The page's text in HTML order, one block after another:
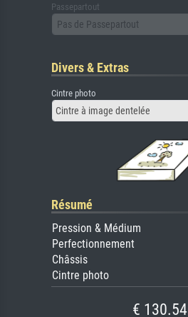
Passepartout
Pas de Passepartout
Divers & Extras
Cintre photo
Cintre à image dentelée
Résumé
Pression & Médium
Perfectionnement
Châssis
Cintre photo
€ 130.54